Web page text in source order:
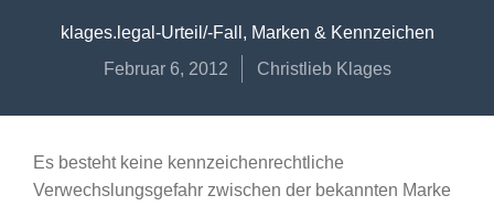
klages.legal-Urteil/-Fall , Marken & Kennzeichen
Februar 6, 2012
Christlieb Klages
Es besteht keine kennzeichenrechtliche
Verwechslungsgefahr zwischen der bekannten Marke